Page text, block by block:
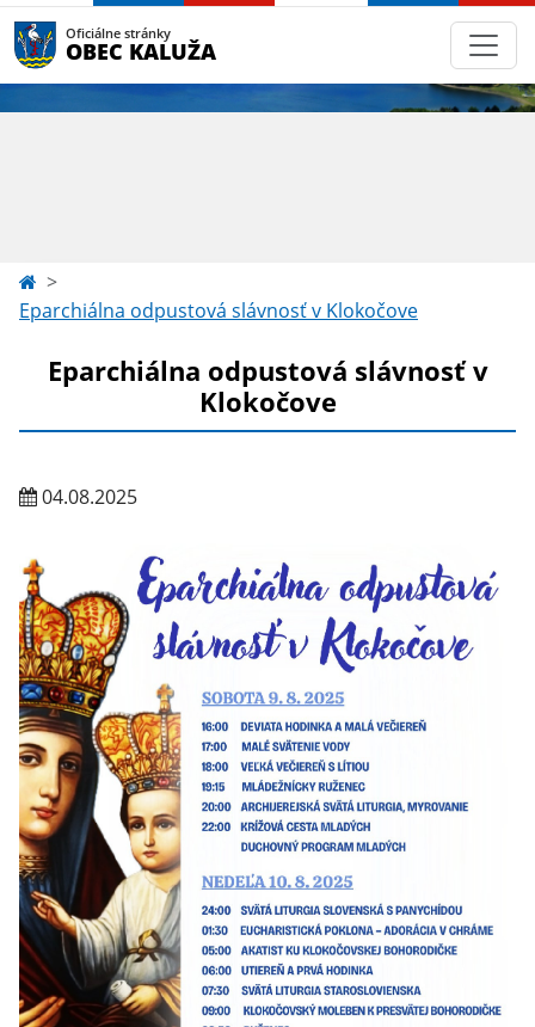
Oficiálne stránky
OBEC KALUŽA
Eparchiálna odpustová slávnosť v Klokočove
Eparchiálna odpustová slávnosť v
Klokočove
04.08.2025